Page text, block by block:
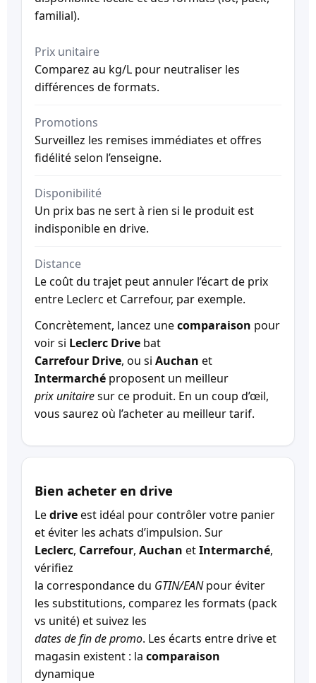
familial).
Prix unitaire
Comparez au kg/L pour neutraliser les
différences de formats.
Promotions
Surveillez les remises immédiates et offres
fidélité selon l’enseigne.
Disponibilité
Un prix bas ne sert à rien si le produit est
indisponible en drive.
Distance
Le coût du trajet peut annuler l’écart de prix
entre Leclerc et Carrefour, par exemple.
Concrètement, lancez unecomparaison pour
voir si Leclerc Drive bat
Carrefour Drive, ou si Auchan et
Intermarché proposent un meilleur
prix unitairesur ce produit. En un coup d’œil,
vous saurez où l’acheter au meilleur tarif.
Bien acheter en drive
Ledriveest idéal pour contrôler votre panier
et éviter les achats d’impulsion. Sur
Leclerc, Carrefour, Auchan etIntermarché,
vérifiez
la correspondance du GTIN/EANpour éviter
les substitutions, comparez les formats (pack
vs unité) et suivez les
dates de fin de promo. Les écarts entre drive et
magasin existent : la comparaison
dynamique